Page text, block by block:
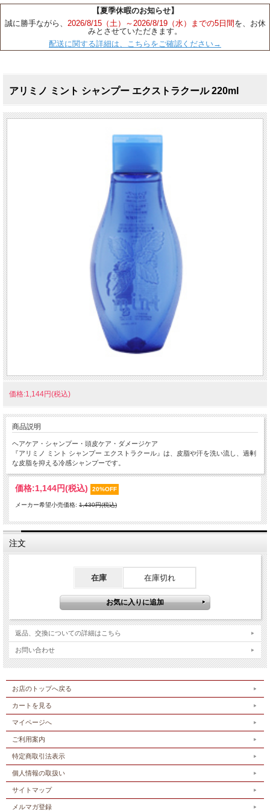
【夏季休暇のお知らせ】
誠に勝手ながら、 2026/8/15（土）～2026/8/19（水）までの5日間 を、お休
みとさせていただきます。
配送に関する詳細は、こちらをご確認ください→
アリミノ ミント シャンプー エクストラクール 220ml
価格:1,144円(税込)
商品説明
ヘアケア・シャンプー・頭皮ケア・ダメージケア
『アリミノ ミント シャンプー エクストラクール』は、皮脂や汗を洗い流し、過剰
な皮脂を抑える冷感シャンプーです。
価格:1,144円(税込) 20%OFF
メーカー希望小売価格: 1,430円(税込)
注文
在庫 在庫切れ
返品、交換についての詳細はこちら
お問い合わせ
お店のトップへ戻る
カートを見る
マイページへ
ご利用案内
特定商取引法表示
個人情報の取扱い
サイトマップ
メルマガ登録